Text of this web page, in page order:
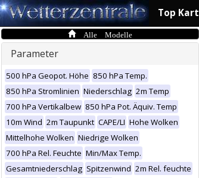
Top
Alle Modelle
Parameter
500 hPa Geopot. Höhe 850 hPa Temp.
850 hPa Stromlinien Niederschlag 2m Temp
700 hPa Vertikalbew 850 hPa Pot. Äquiv. Temp
10m Wind 2m Taupunkt CAPE/LI Hohe Wolken
Mittelhohe Wolken Niedrige Wolken
700 hPa Rel. Feuchte Min/Max Temp.
Gesamtniederschlag Spitzenwind 2m Rel. feuchte